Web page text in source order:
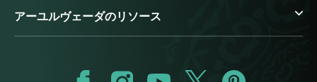
アーユルヴェーダのリソース